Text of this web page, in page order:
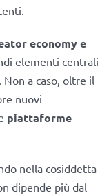
economy e
elementi centrali
a caso, oltre il
nuovi
piattaforme
nella cosiddetta
dipende più dal